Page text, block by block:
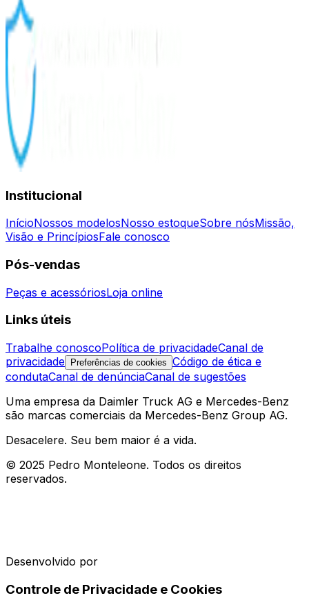
Institucional
InícioNossos modelosNosso estoqueSobre nósMissão,
Visão e PrincípiosFale conosco
Pós-vendas
Peças e acessóriosLoja online
Links úteis
Trabalhe conoscoPolítica de privacidadeCanal de
privacidade
Preferências de cookies Código de ética e
condutaCanal de denúnciaCanal de sugestões
Uma empresa da Daimler Truck AG e Mercedes-Benz
são marcas comerciais da Mercedes-Benz Group AG.
Desacelere. Seu bem maior é a vida.
© 2025 Pedro Monteleone. Todos os direitos
reservados.
Desenvolvido por
Controle de Privacidade e Cookies